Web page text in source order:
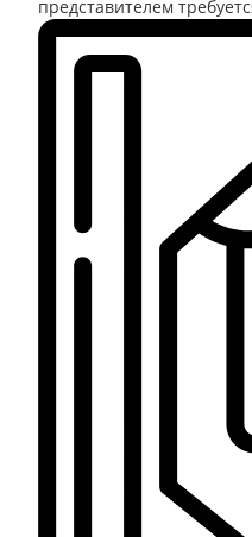
представителем